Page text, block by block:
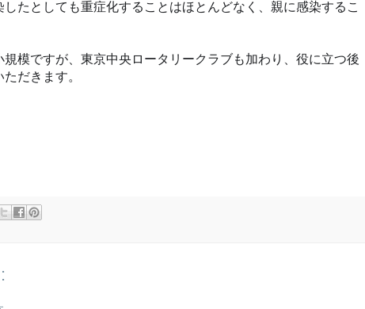
たとしても重症化することはほとんどなく 、親に感染するこ
模ですが、東京中央ロータリークラブも加わり、役に立つ後
だきます。